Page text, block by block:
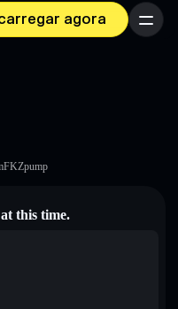
agora Menu
this time.